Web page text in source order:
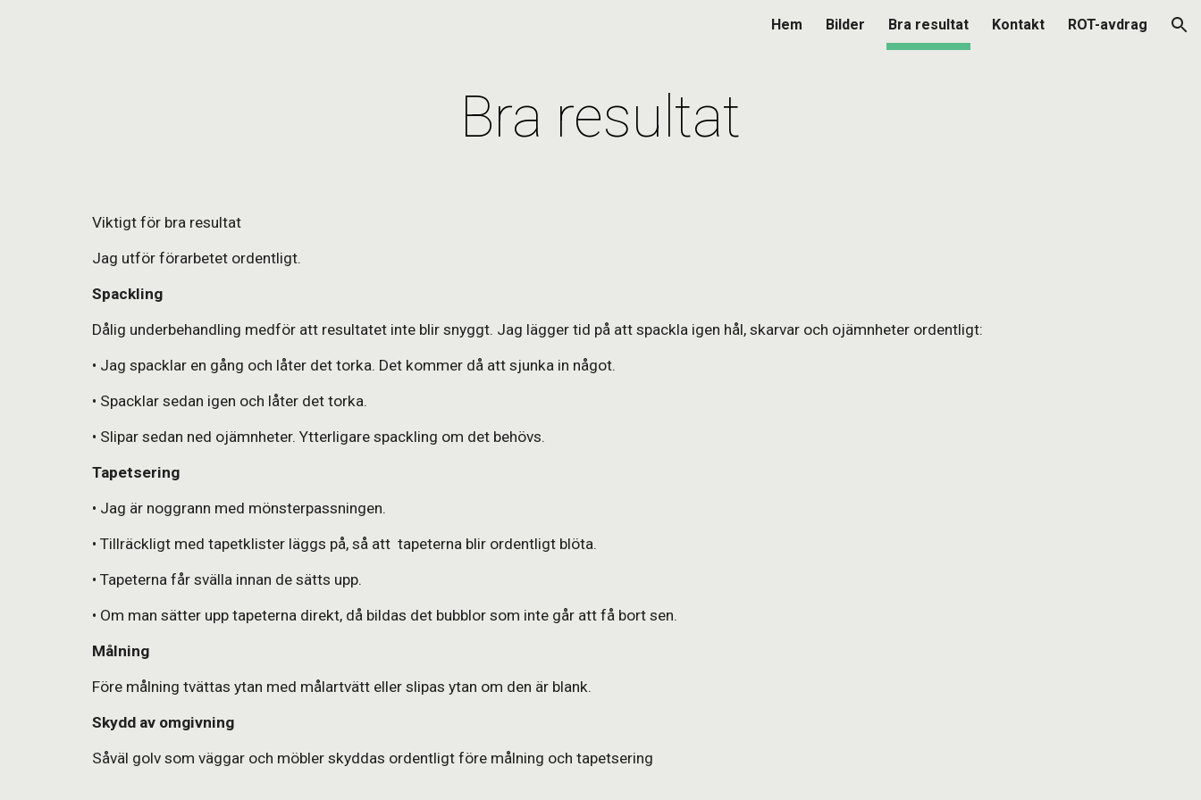
Skip to navigation
Hem Bilder Bra resultat Kontakt ROT-avdrag
Bra resultat
Viktigt för bra resultat
Jag utför förarbetet ordentligt.
Spackling
Dålig underbehandling medför att resultatet inte blir snyggt. Jag lägger tid på att spackla igen hål, skarvar och ojämnheter ordentligt:
• Jag spacklar en gång och låter det torka. Det kommer då att sjunka in något.
• Spacklar sedan igen och låter det torka.
• Slipar sedan ned ojämnheter. Ytterligare spackling om det behövs.
Tapetsering
• Jag är noggrann med mönsterpassningen.
• Tillräckligt med tapetklister läggs på, så att tapeterna blir ordentligt blöta.
• Tapeterna får svälla innan de sätts upp.
• Om man sätter upp tapeterna direkt, då bildas det bubblor som inte går att få bort sen.
Målning
Före målning tvättas ytan med målartvätt eller slipas ytan om den är blank.
Skydd av omgivning
Såväl golv som väggar och möbler skyddas ordentligt före målning och tapetsering